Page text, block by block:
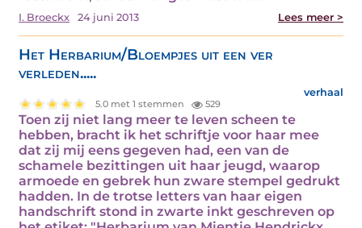
I. Broeckx 24 juni 2013 Lees meer >
Het Herbarium/Bloempjes uit een ver
verleden.....
verhaal
5.0 met 1 stemmen 529
Toen zij niet lang meer te leven scheen te
hebben, bracht ik het schriftje voor haar mee
dat zij mij eens gegeven had, een van de
schamele bezittingen uit haar jeugd, waarop
armoede en gebrek hun zware stempel gedrukt
hadden. In de trotse letters van haar eigen
handschrift stond in zwarte inkt geschreven op